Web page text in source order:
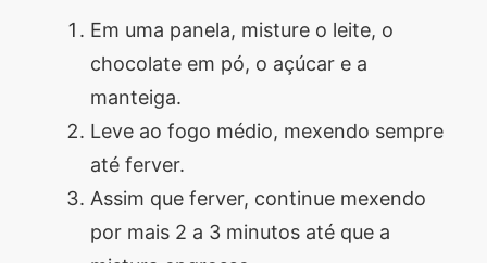
Em uma panela, misture o leite, o
chocolate em pó, o açúcar e a
manteiga.
Leve ao fogo médio, mexendo sempre
até ferver.
Assim que ferver, continue mexendo
por mais 2 a 3 minutos até que a